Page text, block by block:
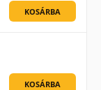
KOSÁRBA
KOSÁRBA